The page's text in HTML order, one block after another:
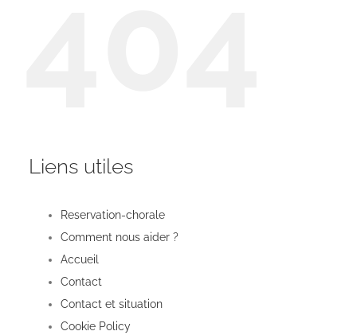
Liens utiles
Reservation-chorale
Comment nous aider ?
Accueil
Contact
Contact et situation
Cookie Policy